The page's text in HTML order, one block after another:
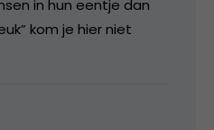
in hun eentje dan
kom je hier niet